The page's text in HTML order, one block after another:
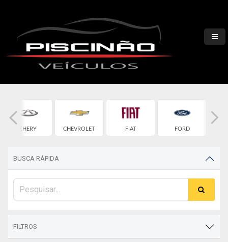
CHERY CHEVROLET FIAT FORD
BUSCA RÁPIDA
FILTROS